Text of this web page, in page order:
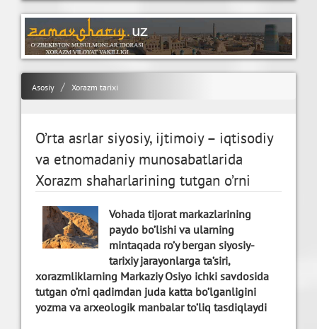
Asosiy Xorazm tarixi
O’rta asrlar siyosiy, ijtimoiy – iqtisodiy
va etnomadaniy munosabatlarida
Xorazm shaharlarining tutgan o’rni
Vohada tijorat markazlarining
paydo bo’lishi va ularning
mintaqada ro’y bergan siyosiy-
tarixiy jarayonlarga ta’siri,
xorazmliklarning Markaziy Osiyo ichki savdosida
tutgan o’rni qadimdan juda katta bo’lganligini
yozma va arxeologik manbalar to’liq tasdiqlaydi